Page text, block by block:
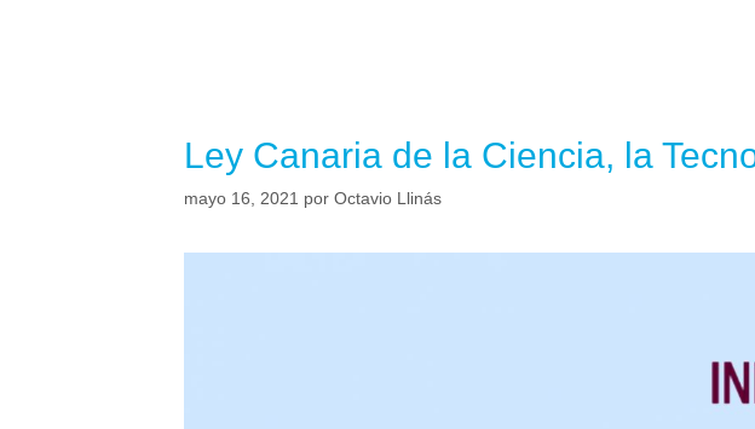
Ley Canaria de la Ciencia, la
mayo 16, 2021 por Octavio Llinás